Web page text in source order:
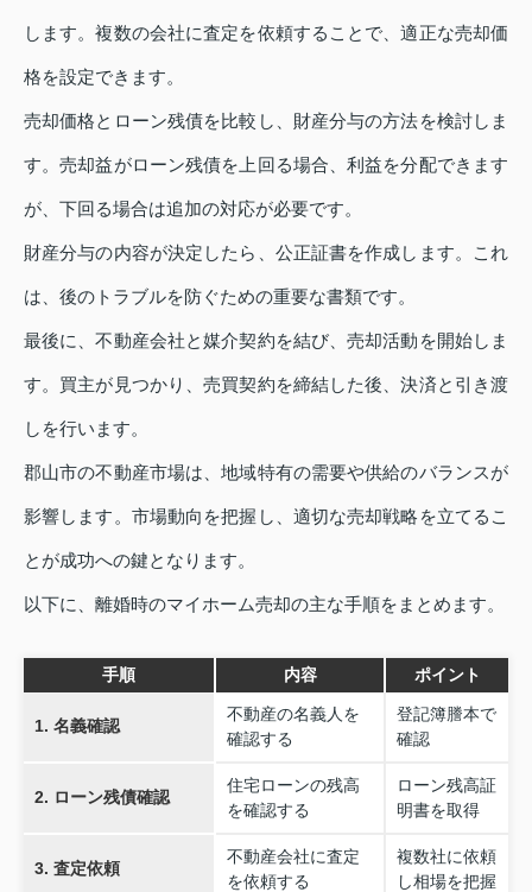
します。複数の会社に査定を依頼することで、適正な売却価
格を設定できます。
売却価格とローン残債を比較し、財産分与の方法を検討しま
す。売却益がローン残債を上回る場合、利益を分配できます
が、下回る場合は追加の対応が必要です。
財産分与の内容が決定したら、公正証書を作成します。これ
は、後のトラブルを防ぐための重要な書類です。
最後に、不動産会社と媒介契約を結び、売却活動を開始しま
す。買主が見つかり、売買契約を締結した後、決済と引き渡
しを行います。
郡山市の不動産市場は、地域特有の需要や供給のバランスが
影響します。市場動向を把握し、適切な売却戦略を立てるこ
とが成功への鍵となります。
以下に、離婚時のマイホーム売却の主な手順をまとめます。
手順 内容 ポイント
1. 名義確認
不動産の名義人を
確認する
登記簿謄本で
確認
2. ローン残債確認
住宅ローンの残高
を確認する
ローン残高証
明書を取得
3. 査定依頼
不動産会社に査定
を依頼する
複数社に依頼
し相場を把握